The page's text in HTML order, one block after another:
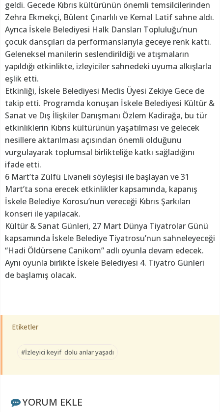
geldi. Gecede Kıbrıs kültürünün önemli temsilcilerinden
Zehra Ekmekçi, Bülent Çınarlılı ve Kemal Latif sahne aldı.
Ayrıca İskele Belediyesi Halk Dansları Topluluğu’nun
çocuk dansçıları da performanslarıyla geceye renk kattı.
Geleneksel manilerin seslendirildiği ve atışmaların
yapıldığı etkinlikte, izleyiciler sahnedeki uyuma alkışlarla
eşlik etti.
Etkinliği, İskele Belediyesi Meclis Üyesi Zekiye Gece de
takip etti. Programda konuşan İskele Belediyesi Kültür &
Sanat ve Dış İlişkiler Danışmanı Özlem Kadirağa, bu tür
etkinliklerin Kıbrıs kültürünün yaşatılması ve gelecek
nesillere aktarılması açısından önemli olduğunu
vurgulayarak toplumsal birlikteliğe katkı sağladığını
ifade etti.
6 Mart’ta Zülfü Livaneli söyleşisi ile başlayan ve 31
Mart’ta sona erecek etkinlikler kapsamında, kapanış
İskele Belediye Korosu’nun vereceği Kıbrıs Şarkıları
konseri ile yapılacak.
Kültür & Sanat Günleri, 27 Mart Dünya Tiyatrolar Günü
kapsamında İskele Belediye Tiyatrosu’nun sahneleyeceği
“Hadi Öldürsene Canikom” adlı oyunla devam edecek.
Aynı oyunla birlikte İskele Belediyesi 4. Tiyatro Günleri
de başlamış olacak.
Etiketler
#İzleyici keyif dolu anlar yaşadı
YORUM EKLE